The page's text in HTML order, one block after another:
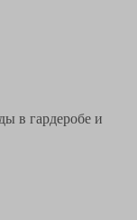
в гардеробе и